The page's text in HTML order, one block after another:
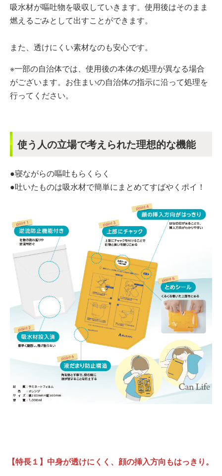
吸水材が嘔吐物を吸収していきます。使用後はそのまま
燃えるごみとして出すことができます。
また、透けにくい素材なのも安心です。
※一部の自治体では、使用後の本体の処理が異なる場合
がございます。お住まいの自治体の指示に沿って処理を
行ってください。
使う人の立場で考えられた理想的な機能
●寝ながらの嘔吐もらくらく
●吐いたものは吸水材で簡単にまとめてすばやくポイ！
【特長１】中身が透けにくく、顔の挿入方向もはっきり。